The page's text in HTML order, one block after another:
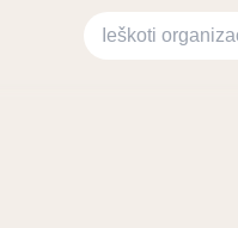
Ieškoti organizacijų